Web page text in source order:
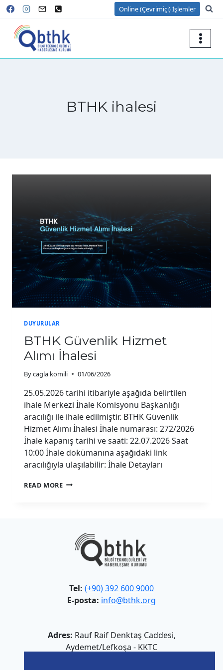
Skip
content
Online (Çevrimiçi) İşlemler
BTHK ihalesi
DUYURULAR
BTHK Güvenlik Hizmet
Alımı İhalesi
Bycagla komili 01/06/2026
25.05.2026 tarihi itibariyle aşağıda belirtilen
ihale Merkezi İhale Komisyonu Başkanlığı
aracılığı ile ihale edilmiştir. BTHK Güvenlik
Hizmet Alımı İhalesi İhale numarası: 272/2026
İhale kapanış tarihi ve saati: 22.07.2026 Saat
10:00 İhale dokümanına aşağıdaki link
aracılığıyla ulaşılabilir: İhale Detayları
READ MOREBTHK
Tel: (+90) 392 600 9000
E-posta: info@bthk.org
Adres: Rauf Raif Denktaş Caddesi,
Aydemet/Lefkoşa - KKTC